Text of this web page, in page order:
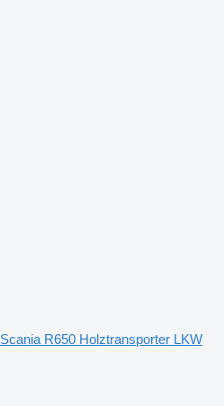
Scania R650 Holztransporter LKW